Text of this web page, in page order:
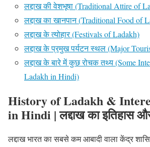
लद्दाख की वेशभूषा (Traditional Attire of
लद्दाख का खानपान (Traditional Food of
लद्दाख के त्योहार (Festivals of Ladakh)
लद्दाख के प्रमुख पर्यटन स्थल (Major
लद्दाख के बारे में कुछ रोचक तथ्य (Some
Ladakh in Hindi)
History of Ladakh &
in Hindi | लद्दाख का इतिहास
लद्दाख भारत का सबसे कम आबादी वाला केंद्र